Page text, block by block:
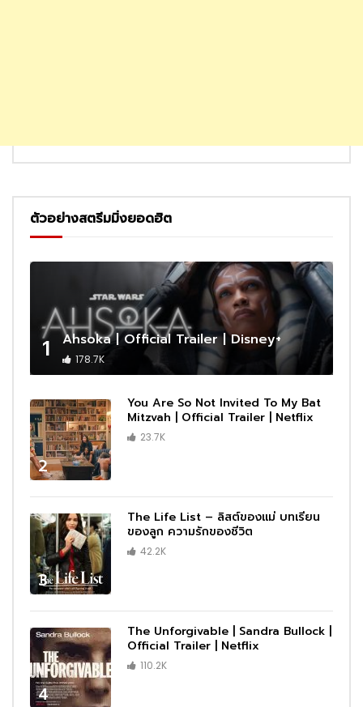
ตัวอย่างสตรีมมิ่งยอดฮิต
1 Ahsoka | Official Trailer | Disney+
178.7K
2
You Are So Not Invited To My Bat
Mitzvah | Official Trailer | Netflix
23.7K
3
The Life List – ลิสต์ของแม่ บทเรียน
ของลูก ความรักของชีวิต
42.2K
4
The Unforgivable | Sandra Bullock |
Official Trailer | Netflix
110.2K